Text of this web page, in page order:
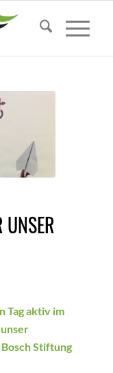
UNSER
Tag aktiv im
Stiftung